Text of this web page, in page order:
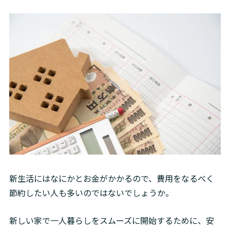
新生活にはなにかとお金がかかるので、費用をなるべく
節約したい人も多いのではないでしょうか。
新しい家で一人暮らしをスムーズに開始するために、安